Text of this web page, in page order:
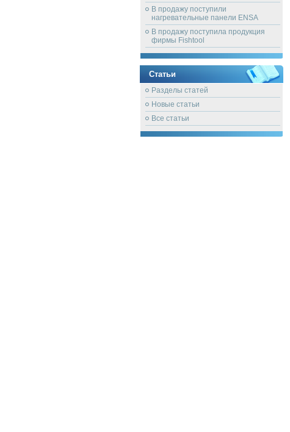
В продажу поступили
нагревательные панели ENSA
В продажу поступила продукция
фирмы Fishtool
Статьи
Разделы статей
Новые статьи
Все статьи